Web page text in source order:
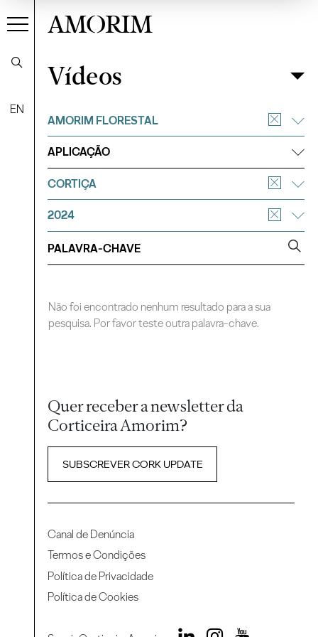
EN
AMORIM
VídeosFiltrar
Vídeos
AMORIM FLORESTAL
APLICAÇÃO
CORTIÇA
2024
Não foi encontrado nenhum resultado para a sua
pesquisa. Por favor teste outra palavra-chave.
Quer receber a newsletter da
Corticeira Amorim?
SUBSCREVER CORK UPDATE
Canal de Denúncia
Termos e Condições
Política de Privacidade
Política de Cookies